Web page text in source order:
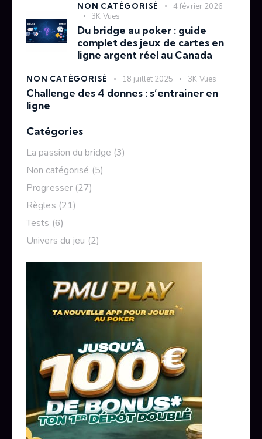
NON CATÉGORISÉ
4 février 2026
3K Vues
Du bridge au poker : guide
complet des jeux de cartes en
ligne argent réel au Canada
NON CATÉGORISÉ 18 juillet 2025 3K Vues
Challenge des 4 donnes : s’entrainer en
ligne
Catégories
La passion du bridge (3)
Non catégorisé (5)
Progresser (27)
Règles (21)
Tests (6)
Univers du jeu (2)